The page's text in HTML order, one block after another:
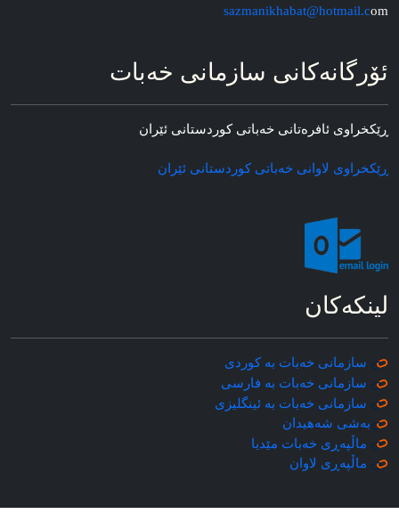
sazmanikhabat@hotmail.com
ئۆرگانه‌کانی سازمانی خه‌بات
ڕێکخراوی ئافره‌تانی خه‌باتی کوردستانی ئێران
ڕێکخراوی لاوانی خه‌باتی کوردستانی ئێران
لینکه‌کان
سازمانی خه‌بات به کوردی
سازمانی خه‌بات به فارسی
سازمانی خه‌بات به ئینگلیزی
به‌شی شه‌هیدان
ماڵپه‌ڕی خه‌بات مێدیا
ماڵپه‌ڕی لاوان